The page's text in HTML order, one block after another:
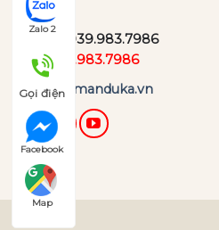
Chí Minh
039.983.7986
Zalo:039.983.7986
Website:
manduka.vn
Zalo 2
Gọi điện
Facebook
Map